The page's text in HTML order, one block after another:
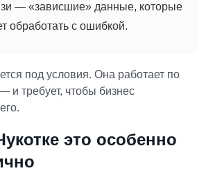
— «зависшие» данные, которые
обработать с ошибкой.
под условия. Она работает по
и требует, чтобы бизнес
это особенно